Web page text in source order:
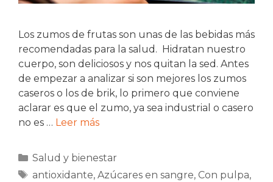
Los zumos de frutas son unas de las bebidas más
recomendadas para la salud. Hidratan nuestro
cuerpo, son deliciosos y nos quitan la sed. Antes
de empezar a analizar si son mejores los zumos
caseros o los de brik, lo primero que conviene
aclarar es que el zumo, ya sea industrial o casero
no es … Leer más
Categorías
Salud y bienestar
Etiquetas
antioxidante, Azúcares en sangre, Con pulpa,